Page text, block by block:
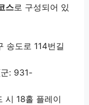
스로 구성되어 있
송도로 114번길
: 931-
시 18홀 플레이